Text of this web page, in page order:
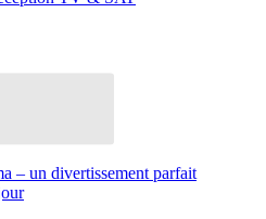
– un divertissement parfait